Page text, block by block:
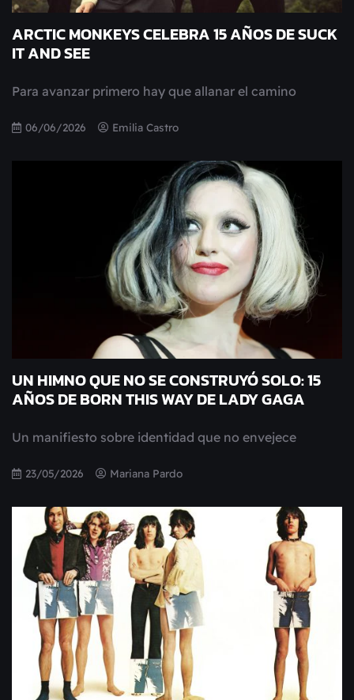
ARCTIC MONKEYS CELEBRA 15 AÑOS DE SUCK
IT AND SEE
Para avanzar primero hay que allanar el camino
06/06/2026 Emilia Castro
UN HIMNO QUE NO SE CONSTRUYÓ SOLO: 15
AÑOS DE BORN THIS WAY DE LADY GAGA
Un manifiesto sobre identidad que no envejece
23/05/2026 Mariana Pardo